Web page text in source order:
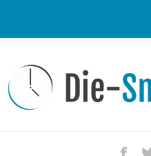
Kontakt / Tipp geben
Impressum